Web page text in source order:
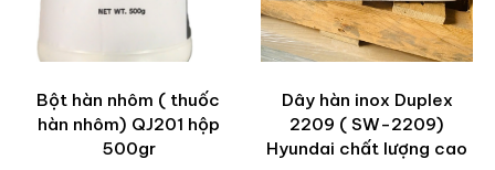
Bột hàn nhôm ( thuốc
hàn nhôm) QJ201 hộp
500gr
Dây hàn inox Duplex
2209 ( SW-2209)
Hyundai chất lượng cao